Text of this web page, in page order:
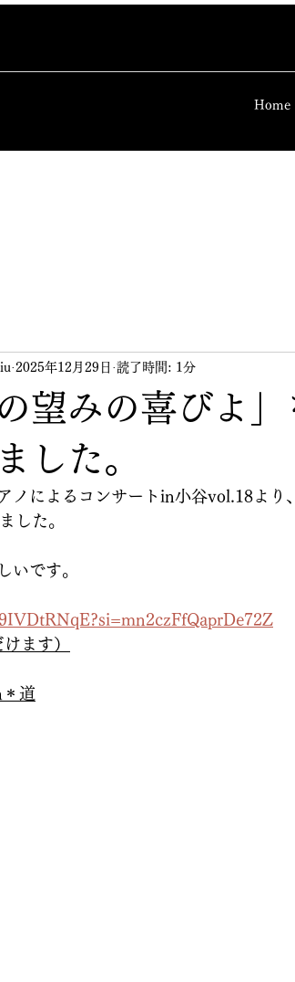
Home
望みの喜びよ
した。
2025年12月29日 読了時間: 1分
ノによるコンサートin小谷vol.18より
した。
いです。
ます）
道